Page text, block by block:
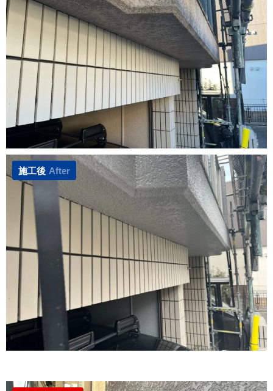
施工後 After